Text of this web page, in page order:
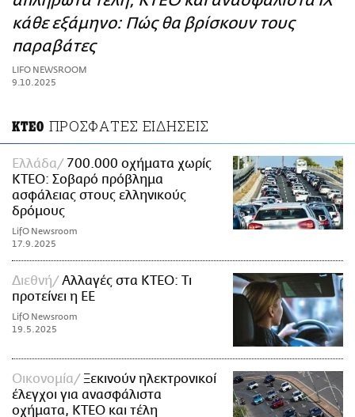
ΑΜΠΑ
PRINT
κάθε εξάμηνο: Πώς θα βρίσκουν τους
παραβάτες
LIFO NEWSROOM
9.10.2025
ΚΤΕΟ ΠΡΟΣΦΑΤΕΣ ΕΙΔΗΣΕΙΣ
Ελλάδα
700.000 οχήματα χωρίς
ΚΤΕΟ: Σοβαρό πρόβλημα
ασφάλειας στους ελληνικούς
δρόμους
LifO Newsroom
17.9.2025
Διεθνή
Αλλαγές στα ΚΤΕΟ: Τι
προτείνει η ΕΕ
LifO Newsroom
19.5.2025
Οικονομία
Ξεκινούν ηλεκτρονικοί
έλεγχοι για ανασφάλιστα
οχήματα, ΚΤΕΟ και τέλη